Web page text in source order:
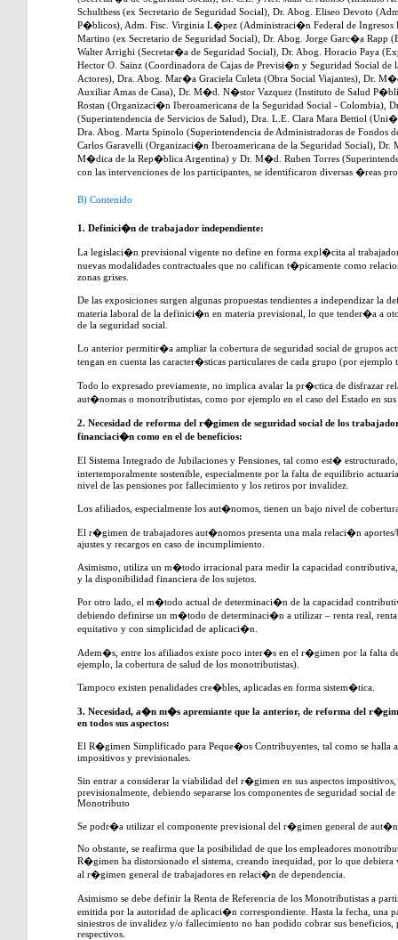
Schulthess (ex Secretario de Seguridad Social), Dr. Abog. Eliseo Devoto
P�blicos), Adm. Fisc. Virginia L�pez (Administraci�n Federal de Ingresos
Martino (ex Secretario de Seguridad Social), Dr. Abog. Jorge Garc�a Rapp
Walter Arrighi (Secretar�a de Seguridad Social), Dr. Abog. Horacio Paya
Hector O. Sainz (Coordinadora de Cajas de Previsi�n y Seguridad Social
Actores), Dra. Abog. Mar�a Graciela Culeta (Obra Social Viajantes), Dr.
Auxiliar Amas de Casa), Dr. M�d. N�stor Vazquez (Instituto de Salud
Rostan (Organizaci�n Iberoamericana de la Seguridad Social - Colombia),
(Superintendencia de Servicios de Salud), Dra. L.E. Clara Mara Bettiol
Dra. Abog. Marta Spinolo (Superintendencia de Administradoras de Fondos
Carlos Garavelli (Organizaci�n Iberoamericana de la Seguridad Social),
M�dica de la Rep�blica Argentina) y Dr. M�d. Ruben Torres
con las intervenciones de los participantes, se identificaron diversas �reas
B) Contenido
1. Definici�n de trabajador independiente:
La legislaci�n previsional vigente no define en forma expl�cita al
nuevas modalidades contractuales que no califican t�picamente como
zonas grises.
De las exposiciones surgen algunas propuestas tendientes a independizar la
materia laboral de la definici�n en materia previsional, lo que tender�a a
de la seguridad social.
Lo anterior permitir�a ampliar la cobertura de seguridad social de grupos
tengan en cuenta las caracter�sticas particulares de cada grupo (por ejemplo
Todo lo expresado previamente, no implica avalar la pr�ctica de disfrazar
aut�nomas o monotributistas, como por ejemplo en el caso del Estado en sus
2. Necesidad de reforma del r�gimen de seguridad social de los
financiaci�n como en el de beneficios:
El Sistema Integrado de Jubilaciones y Pensiones, tal como est�
intertemporalmente sostenible, especialmente por la falta de equilibrio
nivel de las pensiones por fallecimiento y los retiros por invalidez.
Los afiliados, especialmente los aut�nomos, tienen un bajo nivel de
El r�gimen de trabajadores aut�nomos presenta una mala relaci�n
ajustes y recargos en caso de incumplimiento.
Asimismo, utiliza un m�todo irracional para medir la capacidad
y la disponibilidad financiera de los sujetos.
Por otro lado, el m�todo actual de determinaci�n de la capacidad
debiendo definirse un m�todo de determinaci�n a utilizar – renta real,
equitativo y con simplicidad de aplicaci�n.
Adem�s, entre los afiliados existe poco inter�s en el r�gimen por la falta
ejemplo, la cobertura de salud de los monotributistas).
Tampoco existen penalidades cre�bles, aplicadas en forma sistem�tica.
3. Necesidad, a�n m�s apremiante que la anterior, de reforma del
en todos sus aspectos:
El R�gimen Simplificado para Peque�os Contribuyentes, tal como se halla
impositivos y previsionales.
Sin entrar a considerar la viabilidad del r�gimen en sus aspectos
previsionalmente, debiendo separarse los componentes de seguridad social
Monotributo
Se podr�a utilizar el componente previsional del r�gimen general de
No obstante, se reafirma que la posibilidad de que los empleadores
R�gimen ha distorsionado el sistema, creando inequidad, por lo que debiera
al r�gimen general de trabajadores en relaci�n de dependencia.
Asimismo se debe definir la Renta de Referencia de los Monotributistas a
emitida por la autoridad de aplicaci�n correspondiente. Hasta la fecha, una
siniestros de invalidez y/o fallecimiento no han podido cobrar sus beneficios,
respectivos.